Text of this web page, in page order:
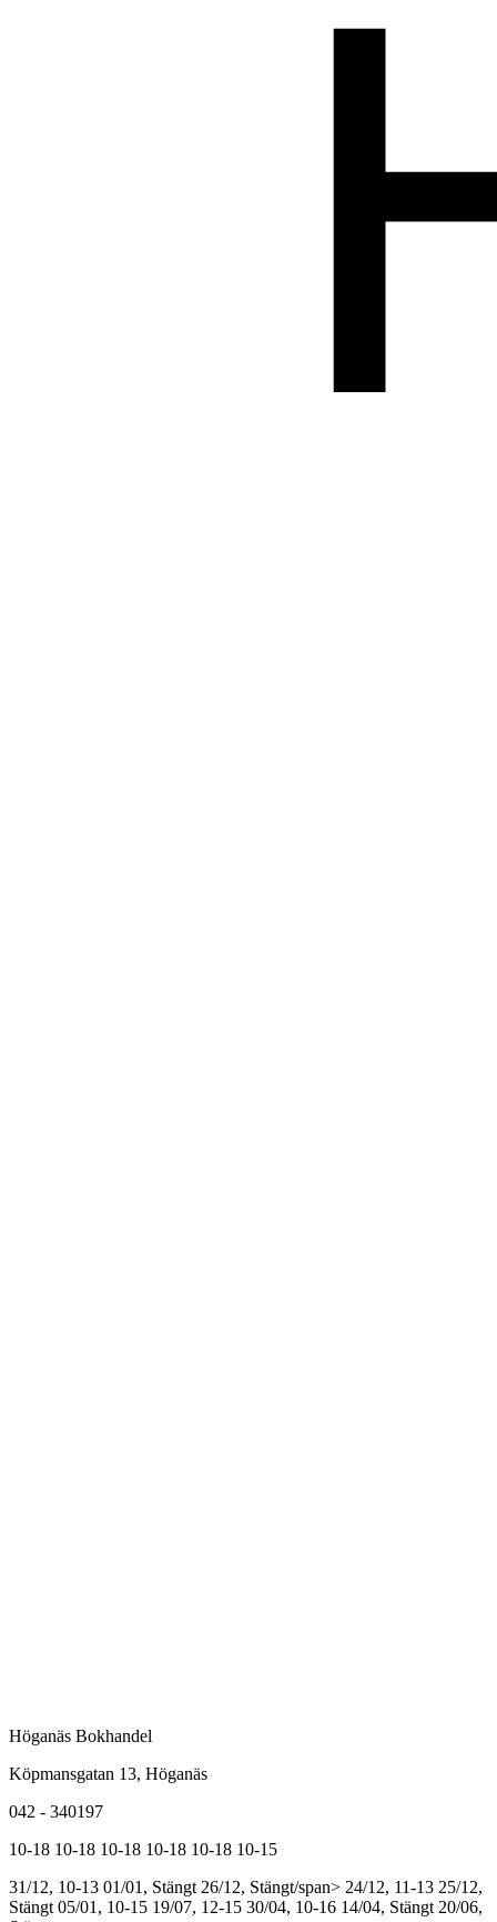
Höganäs Bokhandel
Köpmansgatan 13, Höganäs
042 - 340197
10-18 10-18 10-18 10-18 10-18 10-15
31/12, 10-13 01/01, Stängt 26/12, Stängt/span> 24/12, 11-13 25/12,
Stängt 05/01, 10-15 19/07, 12-15 30/04, 10-16 14/04, Stängt 20/06,